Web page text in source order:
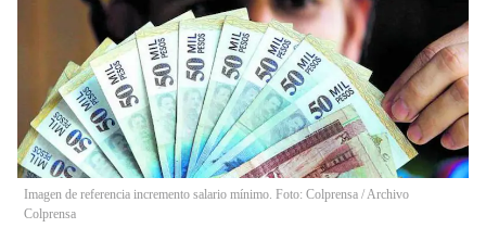
Imagen de referencia incremento salario mínimo. Foto: Colprensa /Archivo
Colprensa